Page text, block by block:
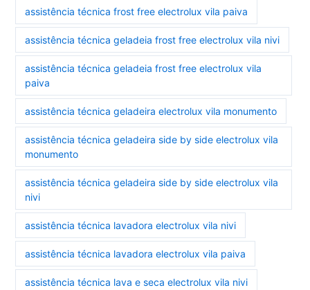
assistência técnica frost free electrolux vila paiva
assistência técnica geladeia frost free electrolux vila nivi
assistência técnica geladeia frost free electrolux vila
paiva
assistência técnica geladeira electrolux vila monumento
assistência técnica geladeira side by side electrolux vila
monumento
assistência técnica geladeira side by side electrolux vila
nivi
assistência técnica lavadora electrolux vila nivi
assistência técnica lavadora electrolux vila paiva
assistência técnica lava e seca electrolux vila nivi